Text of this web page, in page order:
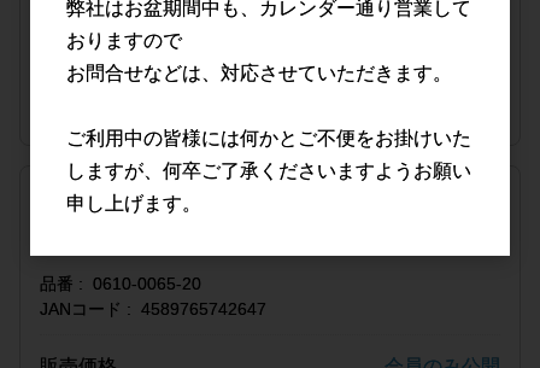
（単価 × 入数）
注文数
ご注文には
宅配便(15,000円(税抜)以上ご購入で送料無料)
品番
0610-0065-20
JANコード
4589765742647
弊社はお盆期間中も、カレンダー通り営業して
おりますので
お問合せなどは、対応させていただきます。
ご利用中の皆様には何かとご不便をお掛けいた
しますが、何卒ご了承くださいますようお願い
申し上げます。